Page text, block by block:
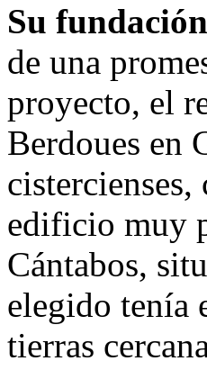
Su
de una
proyecto, el
Berdoues en
edificio muy
Cántabos,
elegido tenía
tierras